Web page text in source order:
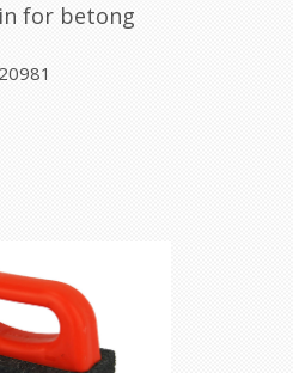
for betong
20981